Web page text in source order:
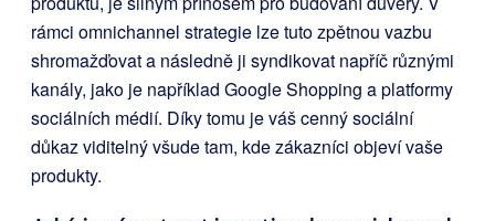
rámci omnichannel strategie lze tuto zpětnou vazbu
shromažďovat a následně ji syndikovat napříč různými
kanály, jako je například Google Shopping a platformy
sociálních médií. Díky tomu je váš cenný sociální
důkaz viditelný všude tam, kde zákazníci objeví vaše
produkty.